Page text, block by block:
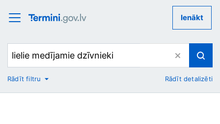
Ienākt
No
Rādīt filtru Rādīt detalizēti